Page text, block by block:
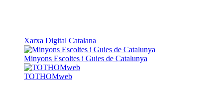
Xarxa Digital Catalana
Minyons Escoltes i Guies de Catalunya
TOTHOMweb